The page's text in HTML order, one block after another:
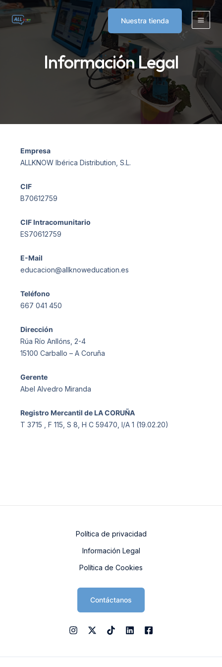
Skip
content
Nuestra tienda
Main
Información Legal
Empresa
ALLKNOW Ibérica Distribution, S.L.
CIF
B70612759
CIF Intracomunitario
ES70612759
E-Mail
educacion@allknoweducation.es
Teléfono
667 041 450
Dirección
Rúa Río Anllóns, 2-4
15100 Carballo – A Coruña
Gerente
Abel Alvedro Miranda
Registro Mercantil de LA CORUÑA
T 3715 , F 115, S 8, H C 59470, I/A 1 (19.02.20)
Política de privacidad
Información Legal
Política de Cookies
Contáctanos